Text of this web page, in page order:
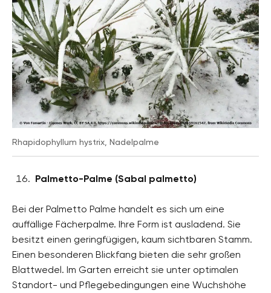
Rhapidophyllum hystrix, Nadelpalme
Palmetto-Palme (Sabal palmetto)
Bei der Palmetto Palme handelt es sich um eine
auffällige Fächerpalme. Ihre Form ist ausladend. Sie
besitzt einen geringfügigen, kaum sichtbaren Stamm.
Einen besonderen Blickfang bieten die sehr großen
Blattwedel. Im Garten erreicht sie unter optimalen
Standort- und Pflegebedingungen eine Wuchshöhe